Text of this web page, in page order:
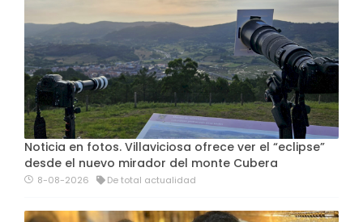
Noticia en fotos. Villaviciosa ofrece ver el “eclipse”
desde el nuevo mirador del monte Cubera
8-08-2026 De total actualidad